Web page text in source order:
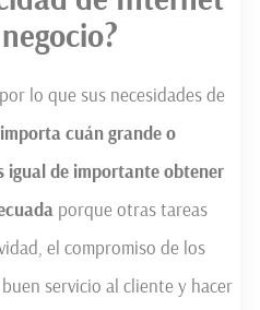
lo que sus necesidades de
cuán grande o
igual de importante obtener
porque otras tareas
el compromiso de los
servicio al cliente y hacer